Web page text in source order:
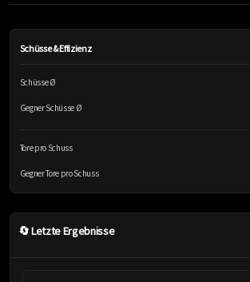
Schüsse & Effizienz
Schüsse Ø
Gegner Schüsse Ø
Tore pro Schuss
Gegner Tore pro Schuss
🔄 Letzte Ergebnisse